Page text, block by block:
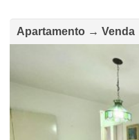
Apartamento → Venda